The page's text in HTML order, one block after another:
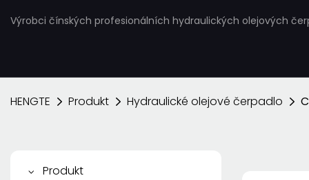
Výrobci čínských profesionálních hydraulických olejových
HENGTE Produkt Hydraulické olejové čerpadlo
Produkt